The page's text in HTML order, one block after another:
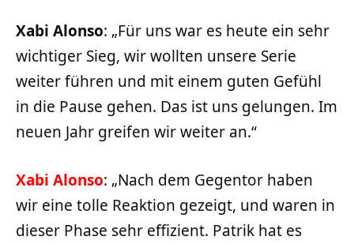
Xabi Alonso: „Für uns war es heute ein sehr
wichtiger Sieg, wir wollten unsere Serie
weiter führen und mit einem guten Gefühl
in die Pause gehen. Das ist uns gelungen. Im
neuen Jahr greifen wir weiter an.“
Xabi Alonso: „Nach dem Gegentor haben
wir eine tolle Reaktion gezeigt, und waren in
dieser Phase sehr effizient. Patrik hat es